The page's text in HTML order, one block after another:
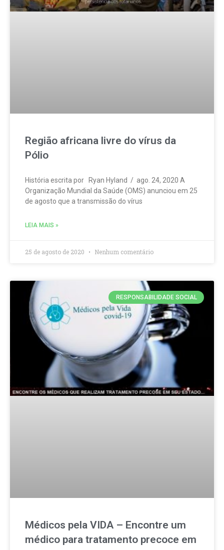
Região africana livre do vírus da
Pólio
História escrita por Ryan Hyland / ago. 24, 2020 A
Organização Mundial da Saúde (OMS) anunciou em 25
de agosto que a transmissão do vírus
LEIA MAIS »
25 de agosto de 2020 Nenhum comentário
RESPONSABILIDADE SOCIAL
Médicos pela VIDA – Encontre um
médico para tratamento precoce em